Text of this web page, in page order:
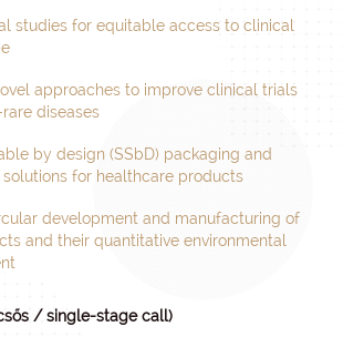
studies for equitable access to clinical
approaches to improve clinical trials
diseases
by design (SSbD) packaging and
for healthcare products
development and manufacturing of
and their quantitative environmental
/ single-stage call)